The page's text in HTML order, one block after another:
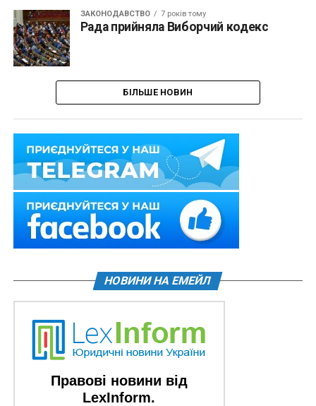
ЗАКОНОДАВСТВО 7 років тому
Рада прийняла Виборчий кодекс
БІЛЬШЕ НОВИН
НОВИНИ НА ЕМЕЙЛ
Правові новини від
LexInform.